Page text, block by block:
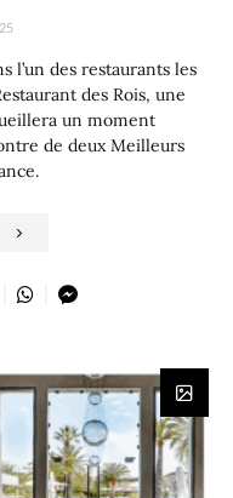
l’un des restaurants les
des Rois, une
un moment
de deux Meilleurs